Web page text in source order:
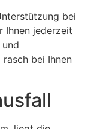
bei
Ihnen jederzeit
bei Ihnen